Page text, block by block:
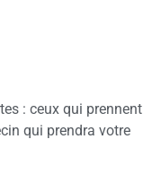
: ceux qui prennent
qui prendra votre